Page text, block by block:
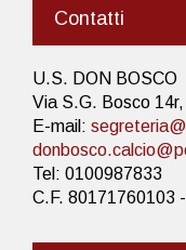
Contatti
U.S. DON BOSCO
Via S.G. Bosco
E-mail:
Tel: 0100987833
C.F. 80171760103